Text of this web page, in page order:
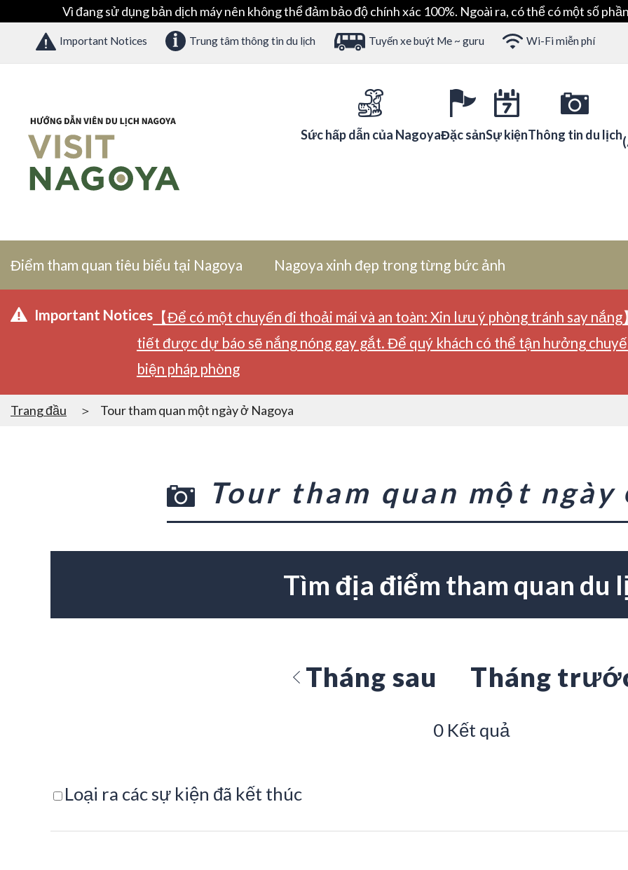
Vì đang sử dụng bản dịch máy nên không thể đảm bảo độ chính xác 100%. Ngoài ra, có thể có một số
Important Notices Trung tâm thông tin du lịch Tuyến xe buýt Me ~ guru Wi-Fi miễn phí
Sức hấp dẫn của NagoyaĐặc sảnSự kiệnThông tin du lịch
Điểm tham quan tiêu biểu tại Nagoya Nagoya xinh đẹp trong từng bức ảnh
Important Notices 【Để có một chuyến đi thoải mái và an toàn: Xin lưu ý phòng tránh say
tiết được dự báo sẽ nắng nóng gay gắt. Để quý khách có thể tận hưởng
biện pháp phòng
Trang đầu Tour tham quan một ngày ở Nagoya
Tour tham quan một ngày
Tìm địa điểm tham quan du
Tháng sau Tháng
0 Kết quả
Loại ra các sự kiện đã kết thúc